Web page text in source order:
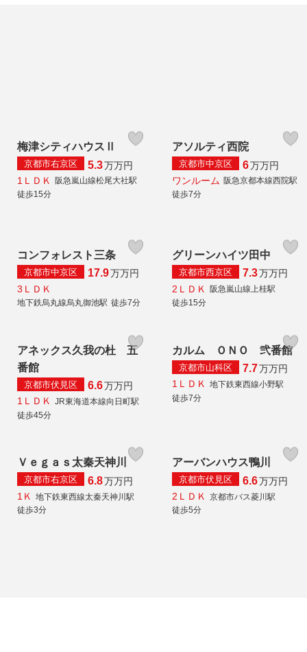
梅津シティハウスⅡ
京都市右京区 5.3万万円
1ＬＤＫ
阪急嵐山線松尾大社駅
徒歩15分
アソルティ西院
京都市中京区 6万万円
ワンルーム 阪急京都本線西院駅
徒歩7分
コンフォレスト三条
京都市中京区 17.9万万円
3ＬＤＫ
地下鉄烏丸線烏丸御池駅 徒歩7分
グリーンハイツ田中
京都市西京区 7.3万万円
2ＬＤＫ
阪急嵐山線上桂駅
徒歩15分
アネックス久我の杜 五
番館
京都市伏見区 6.6万万円
1ＬＤＫ JR東海道本線向日町駅
徒歩45分
カルム ＯＮＯ 弐番館
京都市山科区 7.7万万円
1ＬＤＫ 地下鉄東西線小野駅
徒歩7分
Ｖｅｇａｓ太秦天神川
京都市右京区 6.8万万円
1Ｋ
地下鉄東西線太秦天神川駅
徒歩3分
アーバンハウス鴨川
京都市伏見区 6.6万万円
2ＬＤＫ
京都市バス菱川駅
徒歩5分